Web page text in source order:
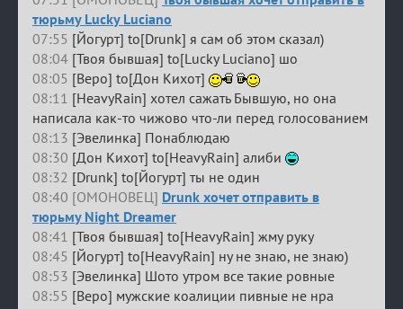
тюрьму Lucky Luciano
07:55 [Йогурт] to[Drunk] я сам об этом сказал)
08:04 [Твоя бывшая] to[Lucky Luciano] шо
08:05 [Веро] to[Дон Кихот]
08:11 [HeavyRain] хотел сажать Бывшую, но она
написала как-то чижово что-ли перед голосованием
08:13 [Эвелинка] Понаблюдаю
08:30 [Дон Кихот] to[HeavyRain] алиби
08:32 [Drunk] to[Йогурт] ты не один
08:40 [ОМОНОВЕЦ] Drunk хочет отправить в
тюрьму Night Dreamer
08:41 [Твоя бывшая] to[HeavyRain] жму руку
08:45 [Йогурт] to[HeavyRain] ну не знаю, не знаю)
08:53 [Эвелинка] Шото утром все такие ровные
08:55 [Веро] мужские коалиции пивные не нра